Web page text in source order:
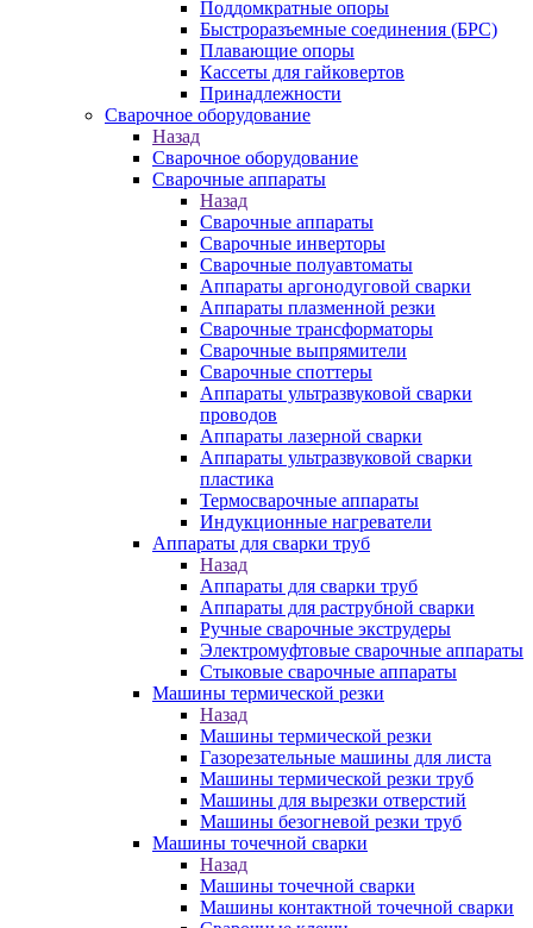
Поддомкратные опоры
Быстроразъемные соединения (БРС)
Плавающие опоры
Кассеты для гайковертов
Принадлежности
Сварочное оборудование
Назад
Сварочное оборудование
Сварочные аппараты
Назад
Сварочные аппараты
Сварочные инверторы
Сварочные полуавтоматы
Аппараты аргонодуговой сварки
Аппараты плазменной резки
Сварочные трансформаторы
Сварочные выпрямители
Сварочные споттеры
Аппараты ультразвуковой сварки
проводов
Аппараты лазерной сварки
Аппараты ультразвуковой сварки
пластика
Термосварочные аппараты
Индукционные нагреватели
Аппараты для сварки труб
Назад
Аппараты для сварки труб
Аппараты для раструбной сварки
Ручные сварочные экструдеры
Электромуфтовые сварочные аппараты
Стыковые сварочные аппараты
Машины термической резки
Назад
Машины термической резки
Газорезательные машины для листа
Машины термической резки труб
Машины для вырезки отверстий
Машины безогневой резки труб
Машины точечной сварки
Назад
Машины точечной сварки
Машины контактной точечной сварки